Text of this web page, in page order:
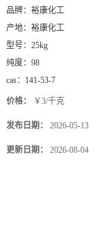
品牌： 裕康化工
产地： 裕康化工
型号： 25kg
纯度： 98
cas： 141-53-7
价格： ￥3/千克
发布日期： 2026-05-13
更新日期： 2026-08-04